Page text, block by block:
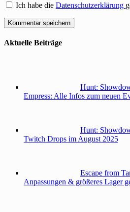
Ich habe die Datenschutzerklärung
Aktuelle Beiträge
Hunt:
Empress: Alle Infos zum neuen
Hunt:
Twitch Drops im August 2025
Escape from
Anpassungen & größeres Lager